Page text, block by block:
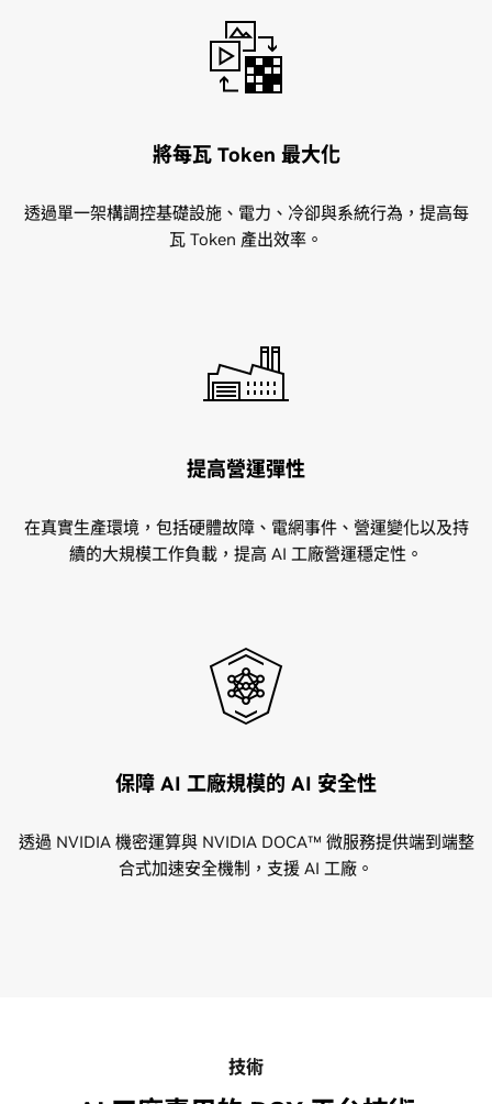
將每瓦 Token 最大化
透過單一架構調控基礎設施、電力、冷卻與系統行為，提高每
瓦 Token 產出效率。
提高營運彈性
在真實生產環境，包括硬體故障、電網事件、營運變化以及持
續的大規模工作負載，提高 AI 工廠營運穩定性。
保障 AI 工廠規模的 AI 安全性
透過 NVIDIA 機密運算與 NVIDIA DOCA™ 微服務提供端到端整
合式加速安全機制，支援 AI 工廠。
技術